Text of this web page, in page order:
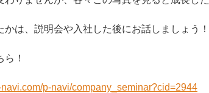
は、説明会や入社した後にお話しましょう！
！
p-navi/company_seminar?cid=2944